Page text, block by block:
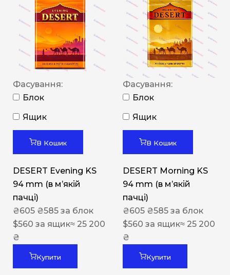
Фасування:
Блок
Ящик
В Кошик
DESERT Evening KS
94 mm (в мʼякій
пачці)
₴605 ₴585 за блок
$560 за ящик≈ 25 200
₴
Купити
Фасування:
Блок
Ящик
В Кошик
DESERT Morning KS
94 mm (в мʼякій
пачці)
₴605 ₴585 за блок
$560 за ящик≈ 25 200
₴
Купити